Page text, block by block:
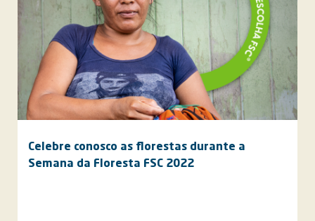
Celebre conosco as florestas durante a
Semana da Floresta FSC 2022